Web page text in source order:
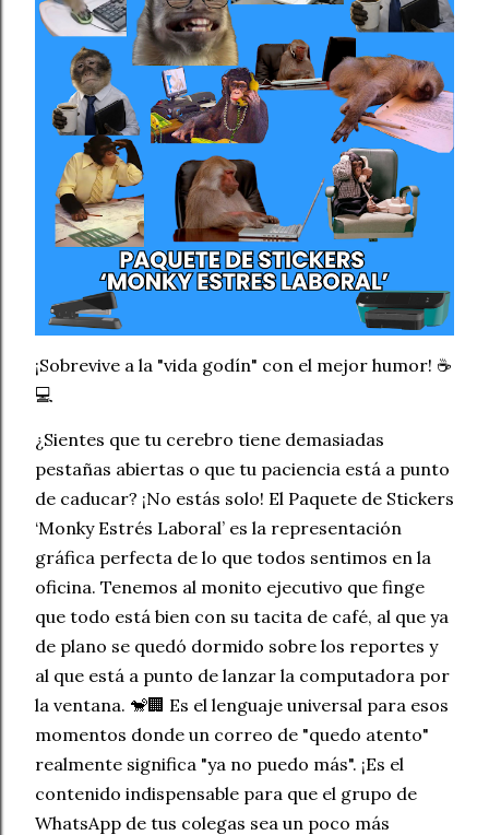
¡Sobrevive a la "vida godín" con el mejor humor! ☕
💻
¿Sientes que tu cerebro tiene demasiadas
pestañas abiertas o que tu paciencia está a punto
de caducar? ¡No estás solo! El Paquete de Stickers
‘Monky Estrés Laboral’ es la representación
gráfica perfecta de lo que todos sentimos en la
oficina. Tenemos al monito ejecutivo que finge
que todo está bien con su tacita de café, al que ya
de plano se quedó dormido sobre los reportes y
al que está a punto de lanzar la computadora por
la ventana. 🐒🏢 Es el lenguaje universal para esos
momentos donde un correo de "quedo atento"
realmente significa "ya no puedo más". ¡Es el
contenido indispensable para que el grupo de
WhatsApp de tus colegas sea un poco más